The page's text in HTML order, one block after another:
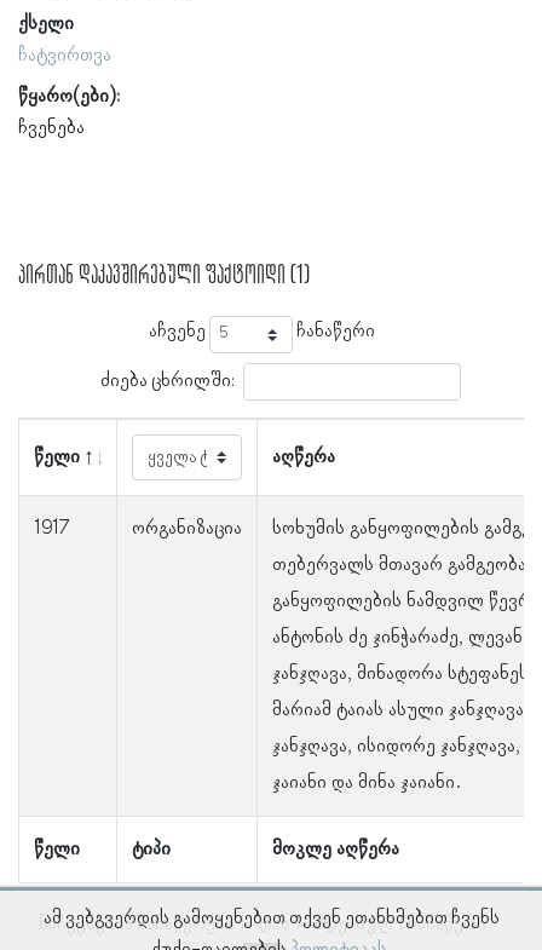
ქსელი
ჩატვირთვა
წყარო(ები):
ჩვენება
პირთან დაკავშირებული ფაქტოიდი (1)
აჩვენე ჩანაწერი
ძიება ცხრილში:
წელი აღწერა
წელი ტიპი მოკლე აღწერა
1917 ორგანიზაცია
სოხუმის განყოფილების
თებერვალს მთავარ გამგეობას
განყოფილების ნამდვილ
ანტონის ძე ჯინჭარაძე, ლევან
ჯანჯღავა, მინადორა სტეფანეს
მარიამ ტაიას ასული ჯანჯღავა,
ჯანჯღავა, ისიდორე ჯანჯღავა,
ჯაიანი და მინა ჯაიანი.
ნაჩვენებია ჩანაწერები 1–დან 1–მდე, სულ 1 ჩანაწერი
ამ ვებგვერდის გამოყენებით თქვენ ეთანხმებით ჩვენს